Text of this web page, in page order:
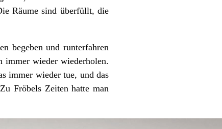
Räume sind überfüllt, die
begeben und runterfahren
immer wieder wiederholen.
immer wieder tue, und das
Fröbels Zeiten hatte man